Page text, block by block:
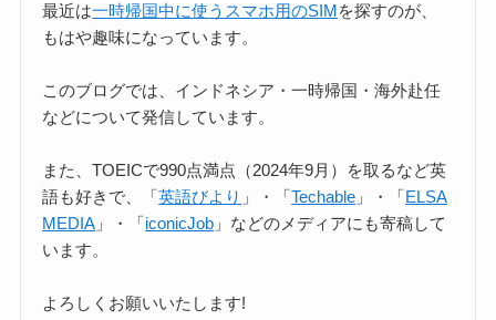
最近は一時帰国中に使うスマホ用のSIMを探すのが、
もはや趣味になっています。
このブログでは、インドネシア・一時帰国・海外赴任
などについて発信しています。
また、TOEICで990点満点（2024年9月）を取るなど英
語も好きで、「英語びより 」・「Techable 」・「ELSA
MEDIA 」・「iconicJob 」などのメディアにも寄稿して
います。
よろしくお願いいたします!